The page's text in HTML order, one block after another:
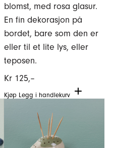
blomst, med rosa glasur.
En fin dekorasjon på
bordet, bare som den er
eller til et lite lys, eller
teposen.
Kr 125,–
Kjøp Legg i handlekurv